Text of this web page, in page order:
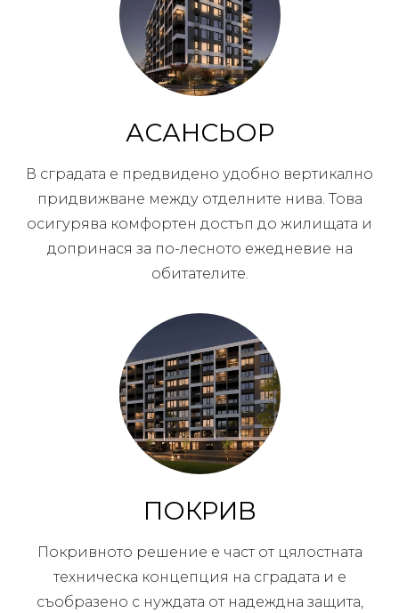
АСАНСЬОР
В сградата е предвидено удобно вертикално
придвижване между отделните нива. Това
осигурява комфортен достъп до жилищата и
допринася за по-лесното ежедневие на
обитателите.
ПОКРИВ
Покривното решение е част от цялостната
техническа концепция на сградата и е
съобразено с нуждата от надеждна защита,